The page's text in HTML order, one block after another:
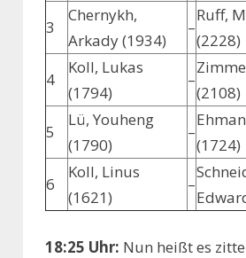
3
Chernykh,
Arkady (1934)
–
Ruff,
(2228)
4
Koll, Lukas
(1794)
–
(2108)
5
Lü, Youheng
(1790)
–
(1724)
6
Koll, Linus
(1621)
–
18:25 Uhr: Nun heißt es